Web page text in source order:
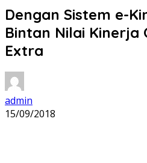
Dengan Sistem e-
Bintan Nilai Kinerja
Extra
admin
15/09/2018